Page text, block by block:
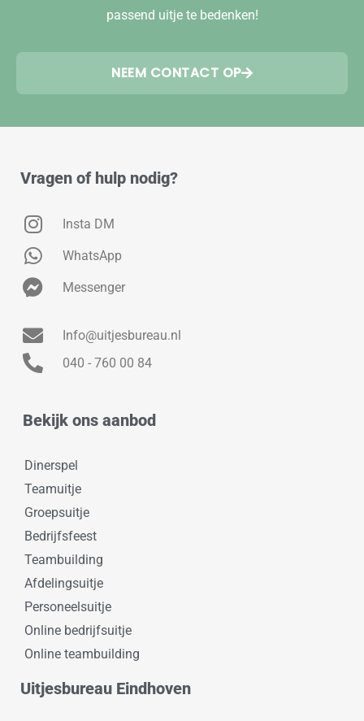
passend uitje te bedenken!
NEEM CONTACT OP
Vragen of hulp nodig?
Insta DM
WhatsApp
Messenger
Info@uitjesbureau.nl
040 - 760 00 84
Bekijk ons aanbod
Dinerspel
Teamuitje
Groepsuitje
Bedrijfsfeest
Teambuilding
Afdelingsuitje
Personeelsuitje
Online bedrijfsuitje
Online teambuilding
Uitjesbureau Eindhoven